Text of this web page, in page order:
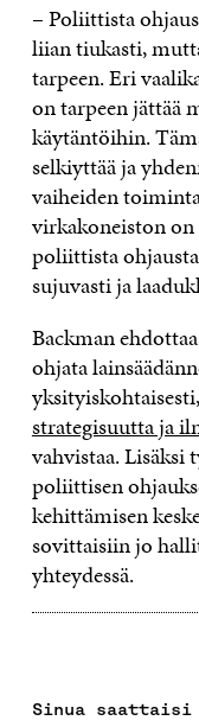
– Poliittista
liian tiukasti,
tarpeen. Eri
on tarpeen jättää
käytäntöihin.
selkiyttää ja
vaiheiden
virkakoneiston
poliittista
sujuvasti ja
Backman
ohjata
strategisuutta ja
vahvistaa. Lisäksi
poliittisen
kehittämisen
sovittaisiin jo
yhteydessä.
Sinua saattaisi